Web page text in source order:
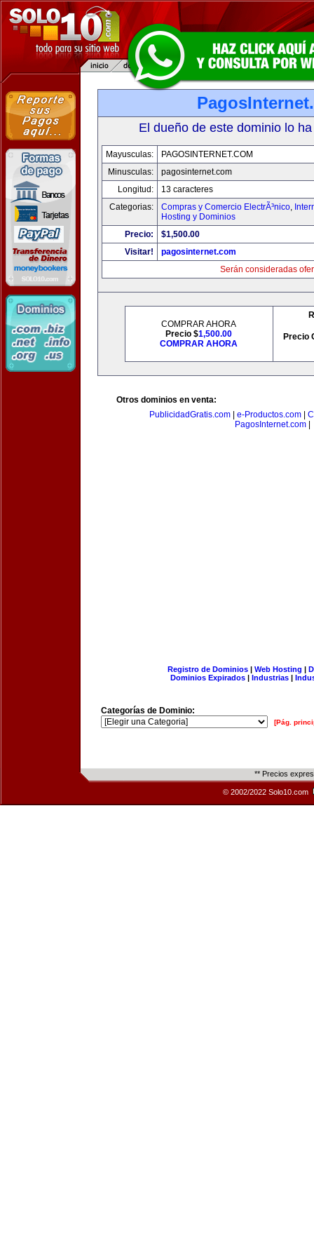
El dueño de este dominio lo
Mayusculas:
PAGOSINTERNET.COM
Minusculas:
pagosinternet.com
Longitud:
13 caracteres
Categorias:
Compras y Comercio ElectrÃ³nico,
Hosting y Dominios
Precio:
$1,500.00
Visitar!
pagosinternet.com
Serán consideradas
COMPRAR AHORA
Precio $1,500.00
COMPRAR AHORA
Precio
Otros dominios en venta:
PublicidadGratis.com
e-Productos.com
PagosInternet.com
Registro de Dominios| Web Hosting |
Dominios Expirados | Industrias |
Categorías de Dominio:
[Pág.
** Precios
© 2002/2022 Solo10.com